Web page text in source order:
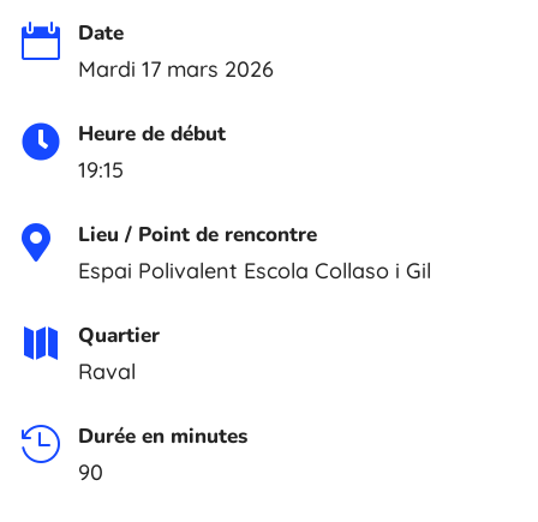

Date
Mardi 17 mars 2026

Heure de début
19:15

Lieu / Point de rencontre
Espai Polivalent Escola Collaso i Gil

Quartier
Raval

Durée en minutes
90